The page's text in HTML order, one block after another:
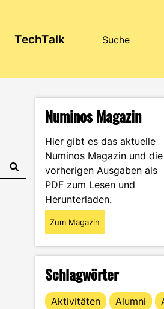
TechTalk
Numinos Magazin
Hier gibt es das aktuelle
Numinos Magazin und die
vorherigen Ausgaben als
PDF zum Lesen und
Herunterladen.
Zum Magazin
Schlagwörter
Aktivitäten Alumni